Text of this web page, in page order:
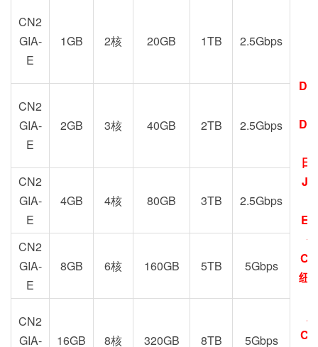
CN2
GIA-
E
1GB 2核 20GB 1TB 2.5Gbps
日
纽
CN2
GIA-
E
2GB 3核 40GB 2TB 2.5Gbps
CN2
GIA-
E
4GB 4核 80GB 3TB 2.5Gbps
CN2
GIA-
E
8GB 6核 160GB 5TB 5Gbps
CN2
GIA-
16GB 8核 320GB 8TB 5Gbps